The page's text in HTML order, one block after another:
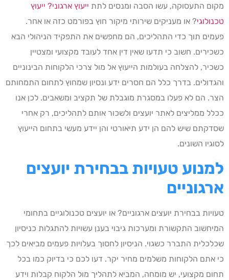
מקום התעסוקה, עשו הסבה ומנסים לתת ייעוץ ארגוני? ייעוץ
טכנולוגי? או מעניקים שירותי מיקור חוץ בפורמט כזה או אחר.
פעמים תוך כדי התהליכים, הם מחפשים את התפקיד הניהולי הבא
כשכירים. חשוב כי תדעו שאין דין אחד לעובד מקצועי ומצטיין
כשכיר, להצלחה בעולמות הייעוץ אל מול צרכי הלקוחות הבינוניים
והגדולים. בדרך כלל הם חסרים ידע ונסיון שמחוץ לתחום התמחותם
הצר. הם לא פעלו במסגרת מוגבלת של תקציב ומשאבים. לכן אנו
ככלל ממליצים לאתר יועצים ולשכור אותם לתהליכים, רק אחרי
שסדקתם שיש להם הן ידע תיאורטי והן יידע מעשי בתחום הייעוץ
לסוגיו השונים.
למנוע טעויות בבחירת יועצים
ארגוניים
טעויות בבחירת יועצים ארגוניים? או יועצים טכנולוגיים בתחומי
המיחשוב התקשורת ומערכות גיבוי בענן עשויות להתגלות כניסיון
שכלכלית התברר כשגוי. הניסיון לחסוך בעלויות פעמים מביאים לכך
כי אתם הלקוחות משלמים מחיר יקר. דעו לכם כי בדיוק כמו בכל
תחום מקצועי, יש מומחה, המביא לתהליך מול הלקוח קבלות וידע